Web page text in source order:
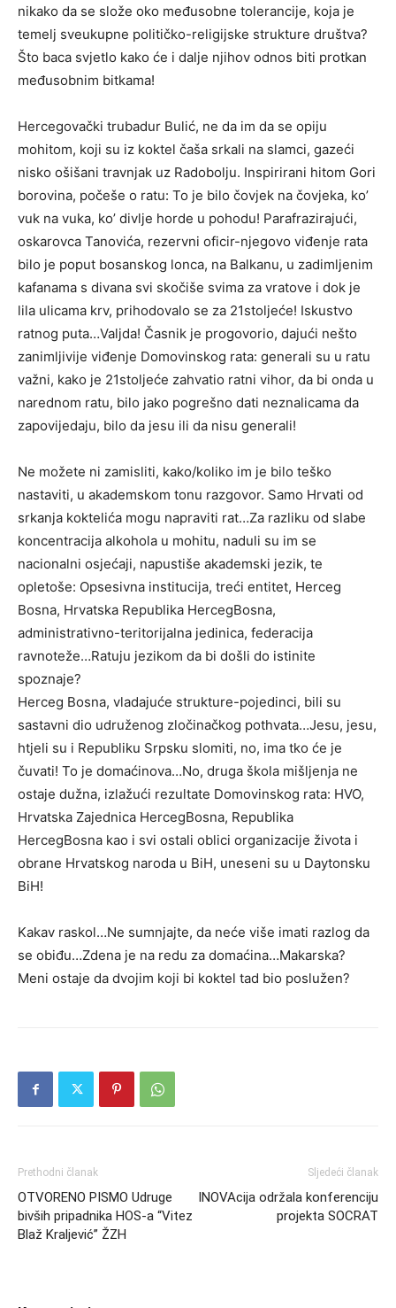
nikako da se slože oko međusobne tolerancije, koja je
temelj sveukupne političko-religijske strukture društva?
Što baca svjetlo kako će i dalje njihov odnos biti protkan
međusobnim bitkama!
Hercegovački trubadur Bulić, ne da im da se opiju
mohitom, koji su iz koktel čaša srkali na slamci, gazeći
nisko ošišani travnjak uz Radobolju. Inspirirani hitom Gori
borovina, počeše o ratu: To je bilo čovjek na čovjeka, ko’
vuk na vuka, ko’ divlje horde u pohodu! Parafrazirajući,
oskarovca Tanovića, rezervni oficir-njegovo viđenje rata
bilo je poput bosanskog lonca, na Balkanu, u zadimljenim
kafanama s divana svi skočiše svima za vratove i dok je
lila ulicama krv, prihodovalo se za 21stoljeće! Iskustvo
ratnog puta…Valjda! Časnik je progovorio, dajući nešto
zanimljivije viđenje Domovinskog rata: generali su u ratu
važni, kako je 21stoljeće zahvatio ratni vihor, da bi onda u
narednom ratu, bilo jako pogrešno dati neznalicama da
zapovijedaju, bilo da jesu ili da nisu generali!
Ne možete ni zamisliti, kako/koliko im je bilo teško
nastaviti, u akademskom tonu razgovor. Samo Hrvati od
srkanja koktelića mogu napraviti rat…Za razliku od slabe
koncentracija alkohola u mohitu, naduli su im se
nacionalni osjećaji, napustiše akademski jezik, te
opletoše: Opsesivna institucija, treći entitet, Herceg
Bosna, Hrvatska Republika HercegBosna,
administrativno-teritorijalna jedinica, federacija
ravnoteže…Ratuju jezikom da bi došli do istinite
spoznaje?
Herceg Bosna, vladajuće strukture-pojedinci, bili su
sastavni dio udruženog zločinačkog pothvata…Jesu, jesu,
htjeli su i Republiku Srpsku slomiti, no, ima tko će je
čuvati! To je domaćinova…No, druga škola mišljenja ne
ostaje dužna, izlažući rezultate Domovinskog rata: HVO,
Hrvatska Zajednica HercegBosna, Republika
HercegBosna kao i svi ostali oblici organizacije života i
obrane Hrvatskog naroda u BiH, uneseni su u Daytonsku
BiH!
Kakav raskol…Ne sumnjajte, da neće više imati razlog da
se obiđu…Zdena je na redu za domaćina…Makarska?
Meni ostaje da dvojim koji bi koktel tad bio poslužen?
Prethodni članak
OTVORENO PISMO Udruge
bivših pripadnika HOS-a “Vitez
Blaž Kraljević” ŽZH
Sljedeći članak
INOVAcija održala konferenciju
projekta SOCRAT